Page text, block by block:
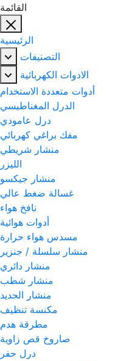
القائمة
الرئيسية
التصنيفات
الادوات الكهربائية
أدوات متعددة الاستخدام
الدرل المغناطيسي
درل عامودي
مفك براغي كهربائي
منشار شريطي
الليزر
منشار جيكسو
غسالة ضغط عالي
نافخ هواء
أدوات هوائية
مسدس هواء حرارة
منشار سلسلة / جنزير
منشار دائري
منشار شطب
منشار الحديد
مكنسة تنظيف
مطرقة هدم
صاروخ قص زاوية
درل حفر